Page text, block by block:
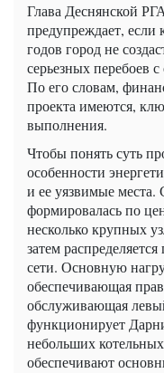
Глава Деснянской
предупреждает, если
годов город не
серьезных перебоев
По его словам,
проекта имеются,
выполнения.
Чтобы понять суть
особенности
и ее уязвимые
формировалась по
несколько крупных
затем
сети. Основную
обеспечивающая
обслуживающая
функционирует
небольших
обеспечивают